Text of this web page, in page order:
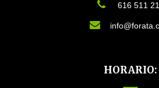
616 511
HORARIO: